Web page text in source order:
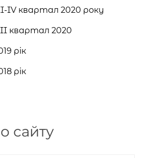
IV квартал 2020 року
квартал 2020
рік
рік
сайту